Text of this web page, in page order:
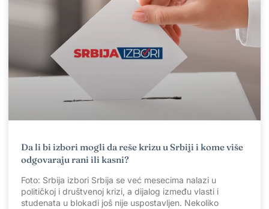
Da li bi izbori mogli da reše krizu u Srbiji i kome više
odgovaraju rani ili kasni?
Foto: Srbija izbori Srbija se već mesecima nalazi u
političkoj i društvenoj krizi, a dijalog između vlasti i
studenata u blokadi još nije uspostavljen. Nekoliko